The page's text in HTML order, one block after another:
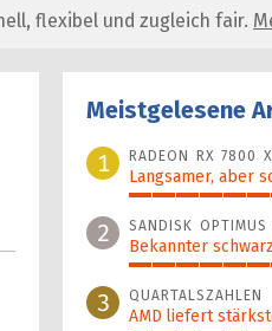
flexibel und zugleich fair.
Meistgelesene
1
RADEON RX 7800
Langsamer, aber
100%
2 SANDISK
Bekannter
46%
3 QUARTALSZAHLEN
AMD liefert